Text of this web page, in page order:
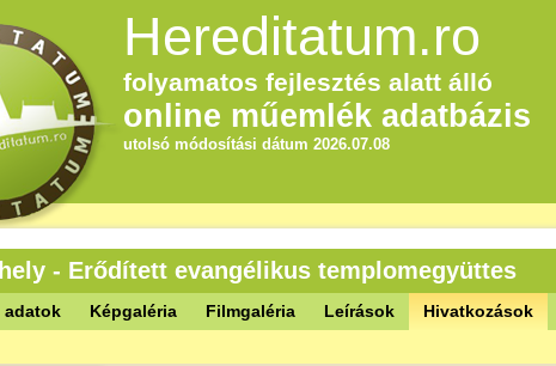
Hereditatum.ro
folyamatos fejlesztés alatt álló
online műemlék adatbázis
utolsó módosítási dátum 2026.07.08
- Erődített evangélikus templomegyüttes
adatok Képgaléria Filmgaléria Leírások Hivatkozások